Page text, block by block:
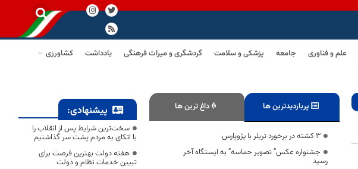
علم و فناوری جامعه پزشکی و سلامت گردشگری و میراث فرهنگی یادداشت
کشاورزی
پربازدیدترین ها داغ ترین ها
3 کشته در برخورد تریلر با پژوپارس
جشنواره عکس” تصویر حماسه” به ایستگاه آخر
رسید
پیشنهادی:
سخت‌ترین شرایط پس از انقلاب را
با اتکای به مردم پشت سر گذاشتیم
هفته دولت بهترین فرصت برای
تبیین خدمات نظام و دولت